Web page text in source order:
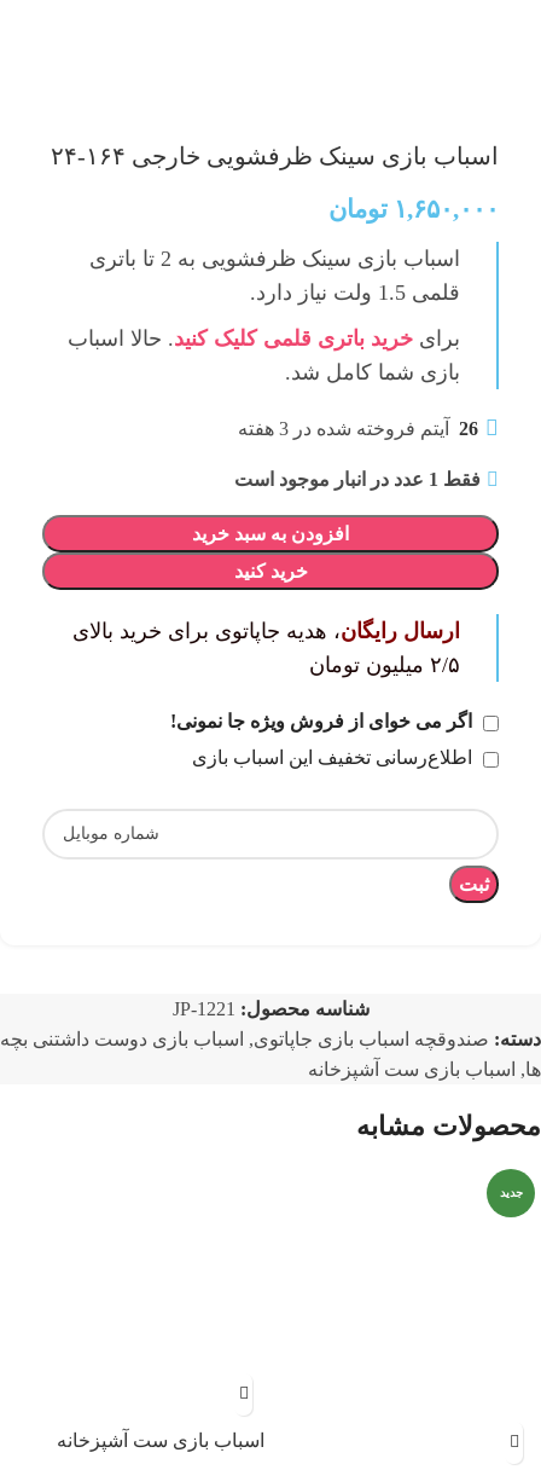
اسباب بازی سینک ظرفشویی خارجی ۱۶۴-۲۴
۱,۶۵۰,۰۰۰ تومان
اسباب بازی سینک ظرفشویی
به 2 تا باتری
قلمی 1.5 ولت نیاز دارد.
برای خرید باتری قلمی کلیک کنید. حالا اسباب
بازی شما کامل‌ شد.
26 آیتم فروخته شده در 3 هفته
فقط 1 عدد در انبار موجود است
افزودن به سبد خرید
خرید کنید
ارسال رایگان، هدیه جاپاتوی برای خرید بالای
۲/۵ میلیون تومان
اگر می خوای از فروش ویژه جا نمونی!
ثبت
شناسه محصول: JP-1221
دسته: صندوقچه اسباب بازی جاپاتوی, اسباب بازی دوست داشتنی بچه
ها, اسباب بازی ست آشپزخانه
محصولات مشابه
جدید
اسباب بازی ست آشپزخانه